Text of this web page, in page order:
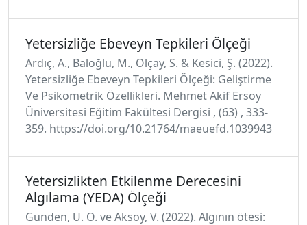
Yetersizliğe Ebeveyn Tepkileri Ölçeği
Ardıç, A., Baloğlu, M., Olçay, S. & Kesici, Ş. (2022).
Yetersizliğe Ebeveyn Tepkileri Ölçeği: Geliştirme
Ve Psikometrik Özellikleri. Mehmet Akif Ersoy
Üniversitesi Eğitim Fakültesi Dergisi , (63) , 333-
359. https://doi.org/10.21764/maeuefd.1039943
Yetersizlikten Etkilenme Derecesini
Algılama (YEDA) Ölçeği
Günden, U. O. ve Aksoy, V. (2022). Algının ötesi: